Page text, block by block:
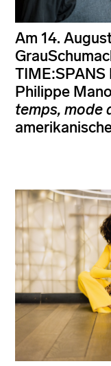
Am 14.
TIME:SPANS
Philippe
temps, mode